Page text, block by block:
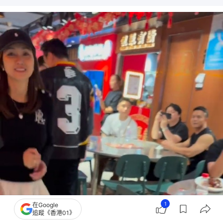
在Google
追蹤《香港01》
1